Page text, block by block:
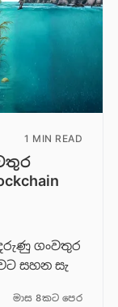
1 MIN READ
ගංවතුර
සහන සැ
මාස 8කට පෙර